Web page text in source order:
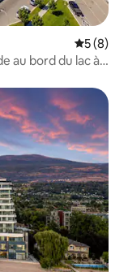
Note
5 (8)
au bord du lac à